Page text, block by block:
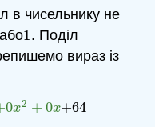
в чисельнику не
або1
1. Поділ
вираз із
0x2 + 0x+64
2+0 x+64